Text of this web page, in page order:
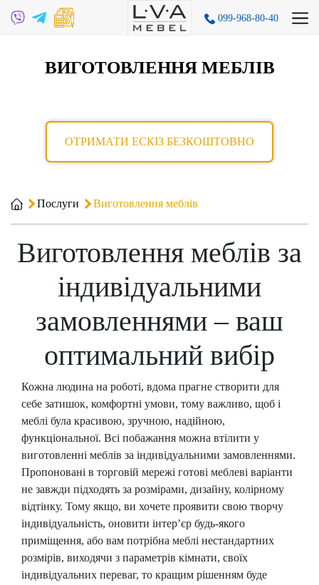
099-968-80-40
ВИГОТОВЛЕННЯ МЕБЛІВ
ОТРИМАТИ ЕСКІЗ БЕЗКОШТОВНО
Послуги Виготовлення меблів
Виготовлення меблів за
індивідуальними
замовленнями – ваш
оптимальний вибір
Кожна людина на роботі, вдома прагне створити для
себе затишок, комфортні умови, тому важливо, щоб і
меблі була красивою, зручною, надійною,
функціональної. Всі побажання можна втілити у
виготовленні меблів за індивідуальними замовленнями.
Пропоновані в торговій мережі готові меблеві варіанти
не завжди підходять за розмірами, дизайну, колірному
відтінку. Тому якщо, ви хочете проявити свою творчу
індивідуальність, оновити інтер’єр будь-якого
приміщення, або вам потрібна меблі нестандартних
розмірів, виходячи з параметрів кімнати, своїх
індивідуальних переваг, то кращим рішенням буде